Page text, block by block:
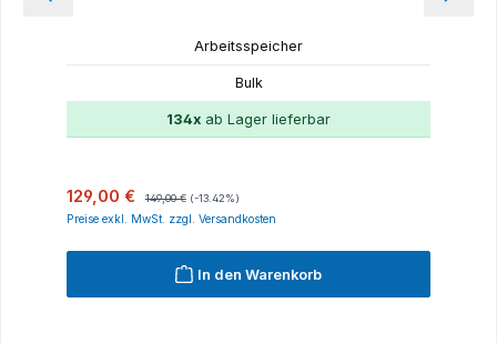
Arbeitsspeicher
Bulk
134x ab Lager lieferbar
Verkaufspreis:
129,00 € 149,00 € (-13.42%)
Preise exkl. MwSt. zzgl. Versandkosten
In den Warenkorb